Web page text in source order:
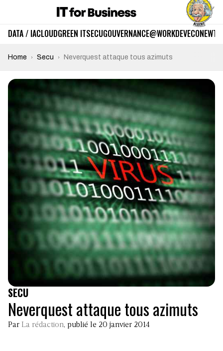
DATA / IACLOUDGREEN ITSECUGOUVERNANCE@WORKDEVECO
Home Secu Neverquest attaque tous azimuts
SECU
Neverquest attaque tous azimuts
Par La rédaction, publié le 20 janvier 2014